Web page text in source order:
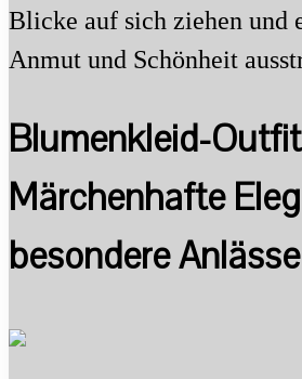
Blicke auf sich ziehen und
Anmut und Schönheit
Blumenkleid-
Märchenhafte
besondere Anlässe